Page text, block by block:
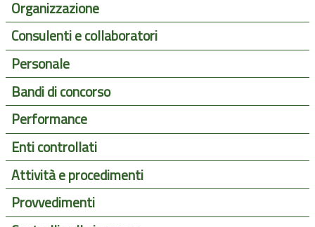
Organizzazione
Consulenti e collaboratori
Personale
Bandi di concorso
Performance
Enti controllati
Attività e procedimenti
Provvedimenti